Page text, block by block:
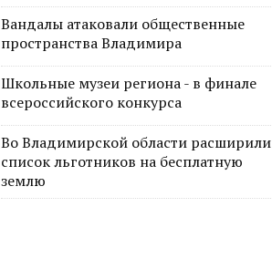
Вандалы атаковали общественные
пространства Владимира
Школьные музеи региона - в финале
всероссийского конкурса
Во Владимирской области расширили
список льготников на бесплатную
землю